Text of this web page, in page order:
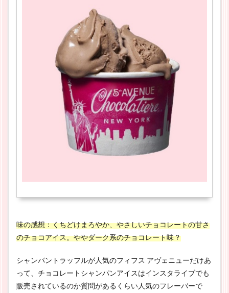
味の感想：くちどけまろやか、やさしいチョコレートの甘さ
のチョコアイス。ややダーク系のチョコレート味？
シャンパントラッフルが人気のフィフス アヴェニューだけあ
って、チョコレートシャンパンアイスはインスタライブでも
販売されているのか質問があるくらい人気のフレーバーで